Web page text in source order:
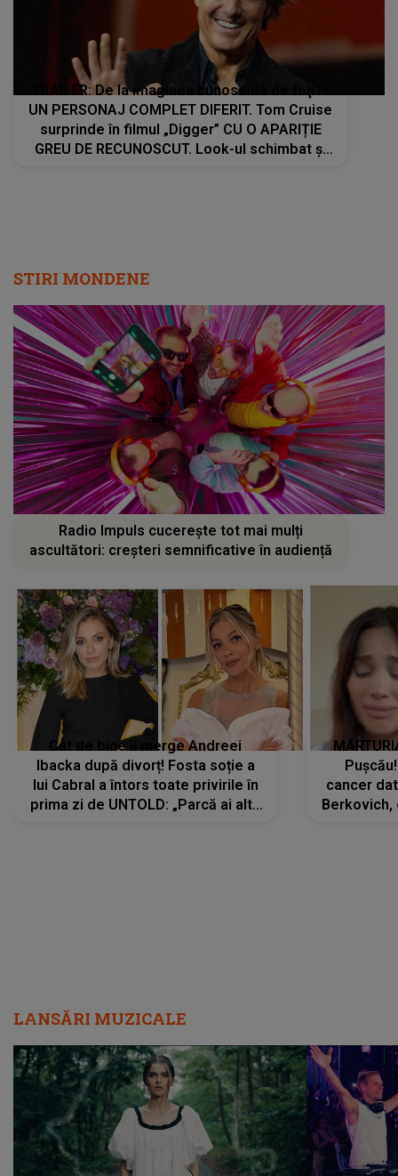
TRAILER: De la imaginea cunoscută de toţi la
UN PERSONAJ COMPLET DIFERIT. Tom Cruise
surprinde în filmul „Digger” CU O APARIȚIE
GREU DE RECUNOSCUT. Look-ul schimbat şi
STIRI MONDENE
Radio Impuls cucerește tot mai mulți
ascultători: creșteri semnificative în audiență
Cât de bine îi merge Andreei
Ibacka după divorț! Fosta soție a
lui Cabral a întors toate privirile în
prima zi de UNTOLD: „Parcă ai altă
cancer
Berkovich,
LANSĂRI MUZICALE